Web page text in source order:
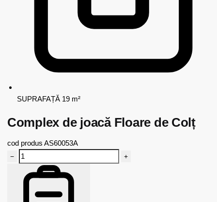
SUPRAFAȚĂ 19 m²
Complex de joacă Floare de Colț
cod produs AS60053A
− +